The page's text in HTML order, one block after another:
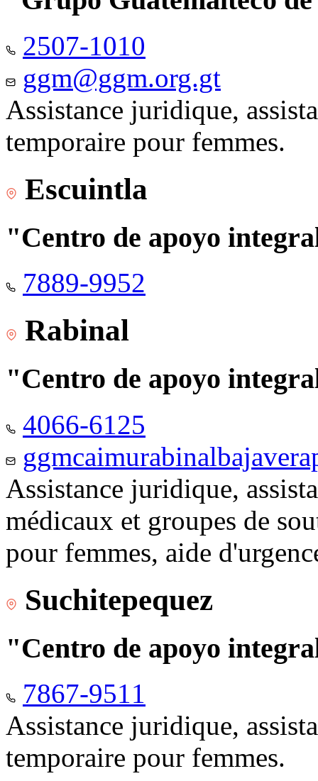
2507-1010
ggm@ggm.org.gt
Assistance juridique,
temporaire pour femmes.
Escuintla
"Centro de apoyo
7889-9952
Rabinal
"Centro de apoyo
4066-6125
Assistance juridique,
médicaux et groupes de
pour femmes, aide
Suchitepequez
"Centro de apoyo
7867-9511
Assistance juridique,
temporaire pour femmes.